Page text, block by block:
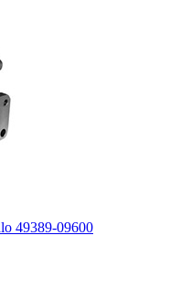
49389-09600